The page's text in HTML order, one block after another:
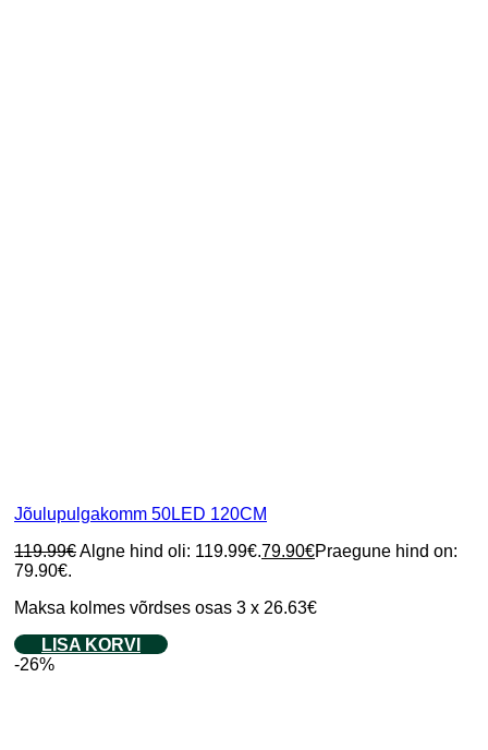
Jõulupulgakomm 50LED 120CM
119.99€Algne hind oli: 119.99€.79.90€Praegune hind on:
79.90€.
Maksa kolmes võrdses osas 3 x 26.63€
LISA KORVI
-26%